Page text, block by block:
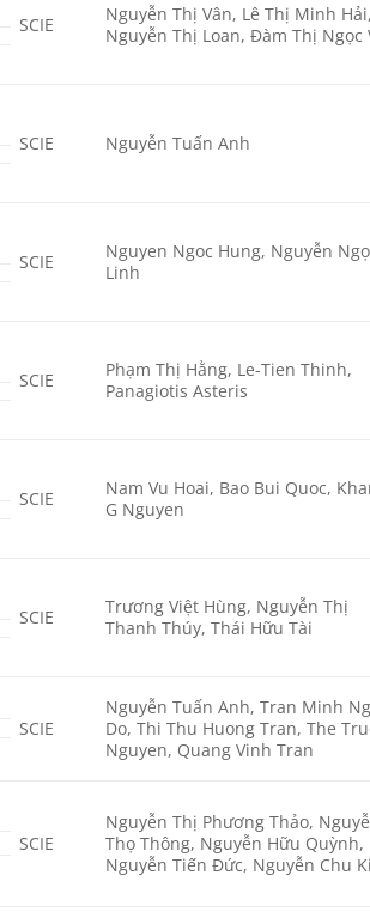
SCIE
Nguyễn Thị Vân, Lê Thị Minh Hải,
Nguyễn Thị Loan, Đàm Thị Ngọc
SCIE
Nguyễn Tuấn Anh
SCIE
Nguyen Ngoc Hung, Nguyễn
Linh
SCIE
Phạm Thị Hằng, Le-Tien Thinh,
Panagiotis Asteris
SCIE
Nam Vu Hoai, Bao Bui Quoc,
G Nguyen
SCIE
Trương Việt Hùng, Nguyễn Thị
Thanh Thúy, Thái Hữu Tài
SCIE
Nguyễn Tuấn Anh, Tran Minh
Do, Thi Thu Huong Tran, The
Nguyen, Quang Vinh Tran
SCIE
Nguyễn Thị Phương Thảo,
Thọ Thông, Nguyễn Hữu Quỳnh,
Nguyễn Tiến Đức, Nguyễn Chu